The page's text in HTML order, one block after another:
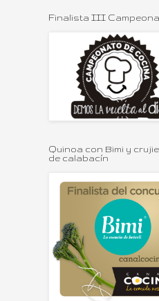
Finalista III
Quinoa con Bimi y
de calabacín